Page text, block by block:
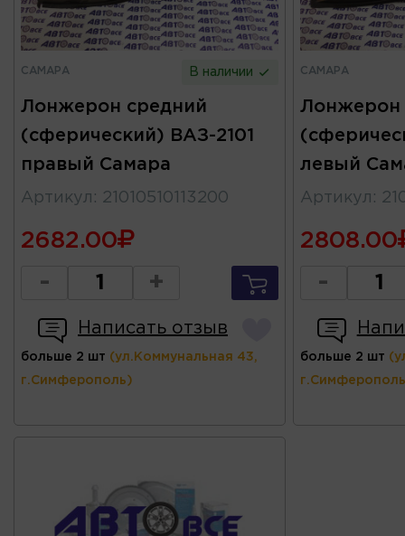
САМАРА В наличии
Лонжерон средний
(сферический) ВАЗ-2101
правый Самара
Артикул : 21010510113200
2682.00
- +
Написать отзыв
больше 2 шт (ул.Коммунальная 43,
г.Симферополь)
САМАРА
Лонжерон
левый
Артикул :
2808.00
-
больше 2 шт